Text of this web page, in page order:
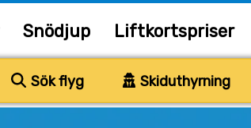
Snödjup Liftkortspriser
Sök flyg Skiduthyrning